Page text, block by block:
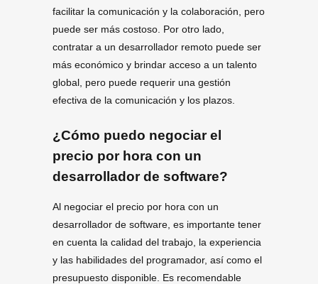
facilitar la comunicación y la colaboración, pero
puede ser más costoso. Por otro lado,
contratar a un desarrollador remoto puede ser
más económico y brindar acceso a un talento
global, pero puede requerir una gestión
efectiva de la comunicación y los plazos.
¿Cómo puedo negociar el
precio por hora con un
desarrollador de software?
Al negociar el precio por hora con un
desarrollador de software, es importante tener
en cuenta la calidad del trabajo, la experiencia
y las habilidades del programador, así como el
presupuesto disponible. Es recomendable